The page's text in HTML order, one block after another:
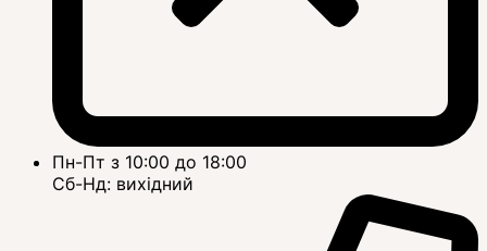
Пн-Пт з 10:00 до 18:00
Сб-Нд: вихідний